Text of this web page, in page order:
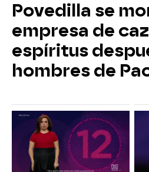
Povedilla se
empresa de
espíritus
hombres de